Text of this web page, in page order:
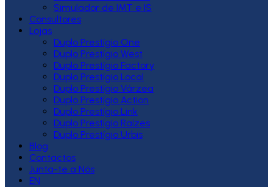
Simulador de IMT e IS
Consultores
Lojas
Duplo Prestígio One
Duplo Prestígio West
Duplo Prestígio Factory
Duplo Prestígio Local
Duplo Prestígio Várzea
Duplo Prestígio Action
Duplo Prestígio Link
Duplo Prestígio Raízes
Duplo Prestígio Urbis
Blog
Contactos
Junta-te a Nós
EN